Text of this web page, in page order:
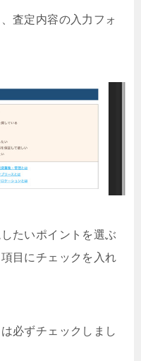
査定内容の入力フォ
たいポイントを選ぶ
目にチェックを入れ
必ずチェックしまし